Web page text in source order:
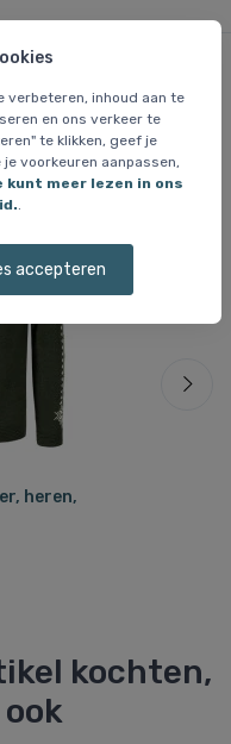
verbeteren, inhoud aan te
en ons verkeer te
te klikken, geef je
voorkeuren aanpassen,
kunt meer lezen in ons
accepteren
items
heren,
kochten,